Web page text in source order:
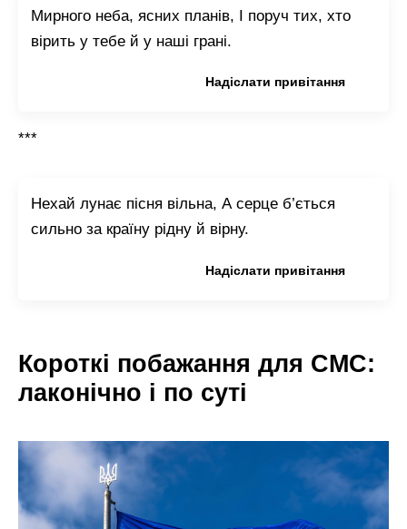
Мирного неба, ясних планів, І поруч тих, хто
вірить у тебе й у наші грані.
Надіслати привітання
***
Нехай лунає пісня вільна, А серце б’ється
сильно за країну рідну й вірну.
Надіслати привітання
Короткі побажання для СМС:
лаконічно і по суті